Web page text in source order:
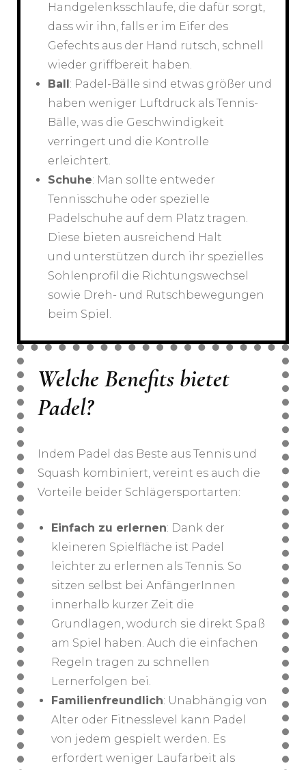
Handgelenksschlaufe, die dafür sorgt,
dass wir ihn, falls er im Eifer des
Gefechts aus der Hand rutsch, schnell
wieder griffbereit haben.
Ball : Padel-Bälle sind etwas größer und
haben weniger Luftdruck als Tennis-
Bälle, was die Geschwindigkeit
verringert und die Kontrolle
erleichtert.
Schuhe: Man sollte entweder
Tennisschuhe oder spezielle
Padelschuhe auf dem Platz tragen.
Diese bieten ausreichend Halt
und unterstützen durch ihr spezielles
Sohlenprofil die Richtungswechsel
sowie Dreh- und Rutschbewegungen
beim Spiel.
Welche Benefits bietet
Padel?
Indem Padel das Beste aus Tennis und
Squash kombiniert, vereint es auch die
Vorteile beider Schlägersportarten:
Einfach zu erlernen: Dank der
kleineren Spielfläche ist Padel
leichter zu erlernen als Tennis. So
sitzen selbst bei AnfängerInnen
innerhalb kurzer Zeit die
Grundlagen, wodurch sie direkt Spaß
am Spiel haben. Auch die einfachen
Regeln tragen zu schnellen
Lernerfolgen bei.
Familienfreundlich: Unabhängig von
Alter oder Fitnesslevel kann Padel
von jedem gespielt werden. Es
erfordert weniger Laufarbeit als